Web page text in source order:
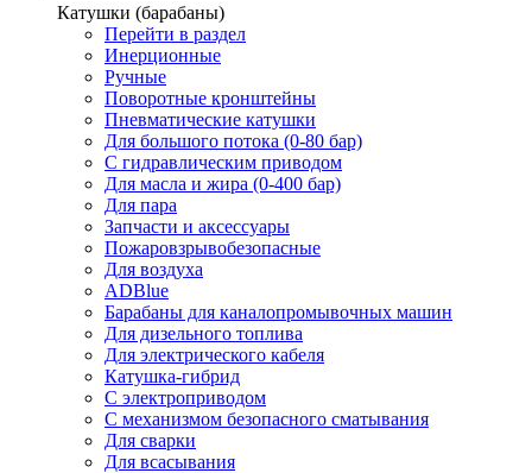
Катушки (барабаны)
Перейти в раздел
Инерционные
Ручные
Поворотные кронштейны
Пневматические катушки
Для большого потока (0-80 бар)
С гидравлическим приводом
Для масла и жира (0-400 бар)
Для пара
Запчасти и аксессуары
Пожаровзрывобезопасные
Для воздуха
ADBlue
Барабаны для каналопромывочных машин
Для дизельного топлива
Для электрического кабеля
Катушка-гибрид
С электроприводом
С механизмом безопасного сматывания
Для сварки
Для всасывания